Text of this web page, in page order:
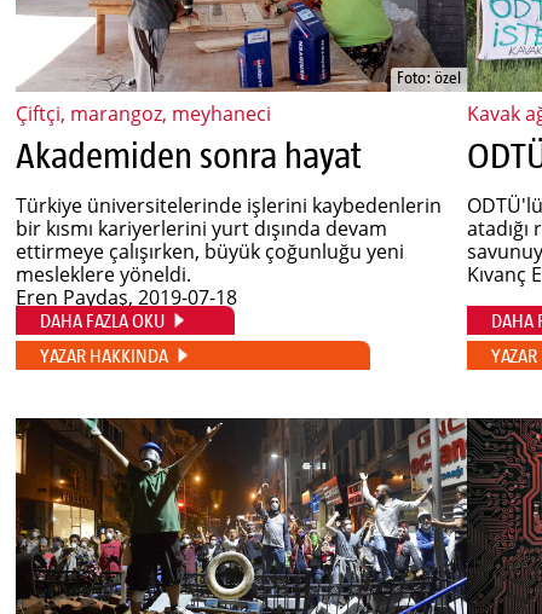
Foto: özel
Çiftçi, marangoz, meyhaneci
Akademiden sonra hayat
Türkiye üniversitelerinde işlerini kaybedenlerin
bir kısmı kariyerlerini yurt dışında devam
ettirmeye çalışırken, büyük çoğunluğu yeni
mesleklere yöneldi.
Eren Paydaş, 2019-07-18
DAHA FAZLA OKU
YAZAR HAKKINDA
Kavak
Kıvanç
DAHA